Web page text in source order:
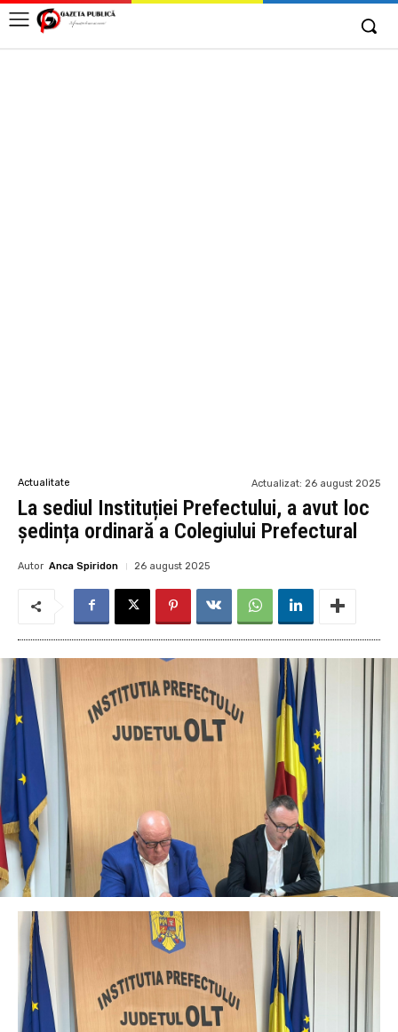
Actualitate Actualizat: 26 august 2025
La sediul Instituției Prefectului, a avut loc
ședința ordinară a Colegiului Prefectural
Autor Anca Spiridon 26 august 2025